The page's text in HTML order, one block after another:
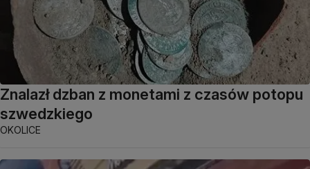
Znalazł dzban z monetami z czasów potopu
szwedzkiego
OKOLICE